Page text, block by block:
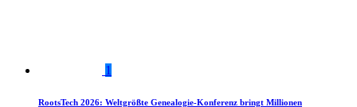
1
RootsTech 2026: Weltgrößte Genealogie-Konferenz bringt Millionen